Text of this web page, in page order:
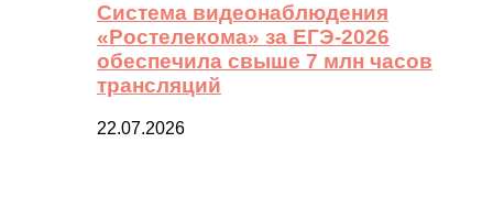
Система видеонаблюдения
«Ростелекома» за ЕГЭ-2026
обеспечила свыше 7 млн часов
трансляций
22.07.2026